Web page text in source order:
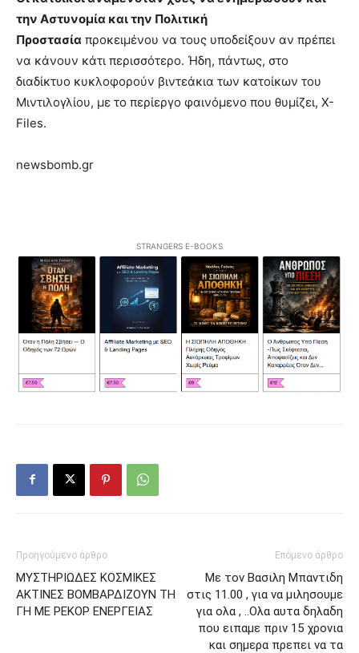
την Αστυνομία και την Πολιτική
Προστασία προκειμένου να τους υποδείξουν αν πρέπει
να κάνουν κάτι περισσότερο. Ήδη, πάντως, στο
διαδίκτυο κυκλοφορούν βιντεάκια των κατοίκων του
Μιντιλογλίου, με το περίεργο φαινόμενο που θυμίζει, X-
Files.
newsbomb.gr
STRANGERS E-BOOKS
Προηγούμενο άρθρο
ΜΥΣΤΗΡΙΩΔΕΣ ΚΟΣΜΙΚΕΣ
ΑΚΤΙΝΕΣ ΒΟΜΒΑΡΔΙΖΟΥΝ ΤΗ
ΓΗ ΜΕ ΡΕΚΟΡ ΕΝΕΡΓΕΙΑΣ
Επόμενο άρθρο
Με τον Βασιλη Μπαντιδη
στις 11.00 , για να μιλησουμε
για ολα , ..Ολα αυτα δηλαδη
που ειπαμε πριν 15 χρονια
και σημερα πρεπει να τα